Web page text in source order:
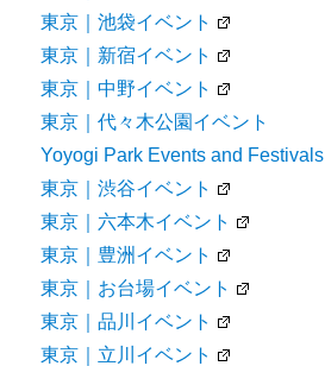
東京｜池袋イベント
東京｜新宿イベント
東京｜中野イベント
東京｜代々木公園イベント
Yoyogi Park Events and Festivals
東京｜渋谷イベント
東京｜六本木イベント
東京｜豊洲イベント
東京｜お台場イベント
東京｜品川イベント
東京｜立川イベント